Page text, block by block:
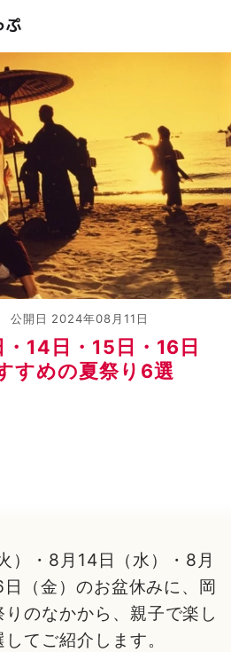
公開日 2024年08月11日
・14日・15日・16日
すめの夏祭り6選
）・8月14日（水）・8月
（金）のお盆休みに、岡
のなかから、親子で楽し
てご紹介します。